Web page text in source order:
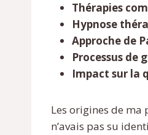
Thérapies
Hypnose
Approche de
Processus de
Impact sur la
Les origines de
n’avais pas su